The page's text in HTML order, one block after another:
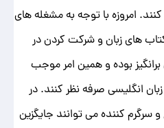
امروزه با توجه به مشغله های
های زبان و شرکت کردن در
بوده و همین امر موجب
انگلیسی صرفه نظر کنند. در
کننده می توانند جایگزین